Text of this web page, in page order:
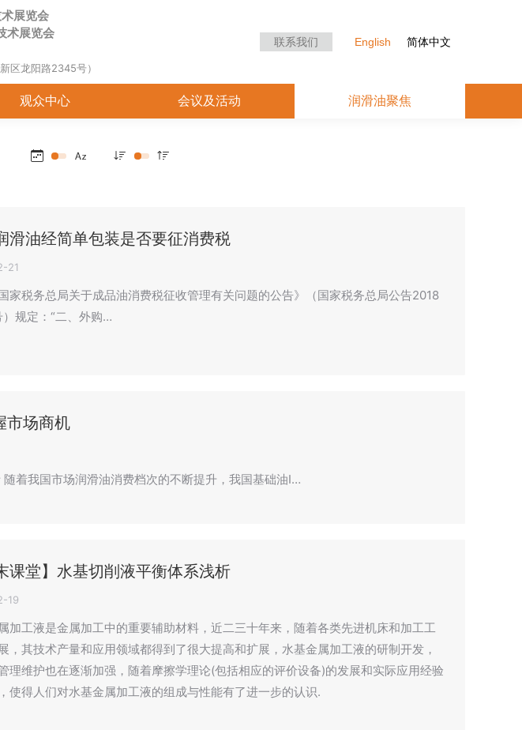
展览会
术展览会
区龙阳路2345号）
联系我们 English 简体中文
观众中心 会议及活动 润滑油聚焦
滑油经简单包装是否要征消费税
21
家税务总局关于成品油消费税征收管理有关问题的公告》（国家税务总局公告2018
）规定：“二、外购…
市场商机
着我国市场润滑油消费档次的不断提升，我国基础油I…
课堂】水基切削液平衡体系浅析
19
加工液是金属加工中的重要辅助材料，近二三十年来，随着各类先进机床和加工工
，其技术产量和应用领域都得到了很大提高和扩展，水基金属加工液的研制开发，
理维护也在逐渐加强，随着摩擦学理论(包括相应的评价设备)的发展和实际应用经验
使得人们对水基金属加工液的组成与性能有了进一步的认识.
展商中心